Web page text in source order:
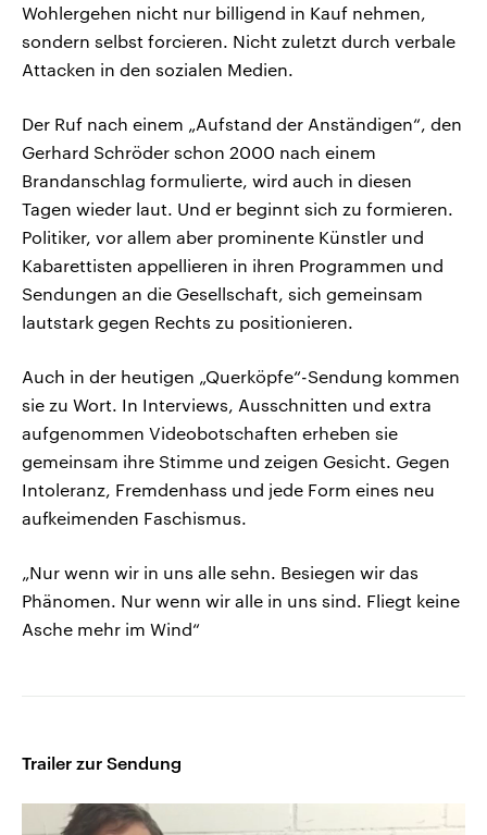
Wohlergehen nicht nur billigend in Kauf nehmen,
sondern selbst forcieren. Nicht zuletzt durch verbale
Attacken in den sozialen Medien.
Der Ruf nach einem „Aufstand der Anständigen“, den
Gerhard Schröder schon 2000 nach einem
Brandanschlag formulierte, wird auch in diesen
Tagen wieder laut. Und er beginnt sich zu formieren.
Politiker, vor allem aber prominente Künstler und
Kabarettisten appellieren in ihren Programmen und
Sendungen an die Gesellschaft, sich gemeinsam
lautstark gegen Rechts zu positionieren.
Auch in der heutigen „Querköpfe“-Sendung kommen
sie zu Wort. In Interviews, Ausschnitten und extra
aufgenommen Videobotschaften erheben sie
gemeinsam ihre Stimme und zeigen Gesicht. Gegen
Intoleranz, Fremdenhass und jede Form eines neu
aufkeimenden Faschismus.
„Nur wenn wir in uns alle sehn. Besiegen wir das
Phänomen. Nur wenn wir alle in uns sind. Fliegt keine
Asche mehr im Wind“
Trailer zur Sendung